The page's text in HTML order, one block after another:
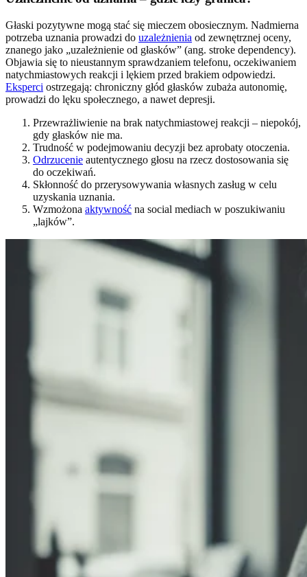
Głaski pozytywne mogą stać się mieczem obosiecznym. Nadmierna
potrzeba uznania prowadzi do uzależnienia od zewnętrznej oceny,
znanego jako „uzależnienie od głasków” (ang. stroke dependency).
Objawia się to nieustannym sprawdzaniem telefonu, oczekiwaniem
natychmiastowych reakcji i lękiem przed brakiem odpowiedzi.
Eksperci ostrzegają: chroniczny głód głasków zubaża autonomię,
prowadzi do lęku społecznego, a nawet depresji.
Przewrażliwienie na brak natychmiastowej reakcji – niepokój,
gdy głasków nie ma.
Trudność w podejmowaniu decyzji bez aprobaty otoczenia.
Odrzucenie autentycznego głosu na rzecz dostosowania się
do oczekiwań.
Skłonność do przerysowywania własnych zasług w celu
uzyskania uznania.
Wzmożona aktywność na social mediach w poszukiwaniu
„lajków”.